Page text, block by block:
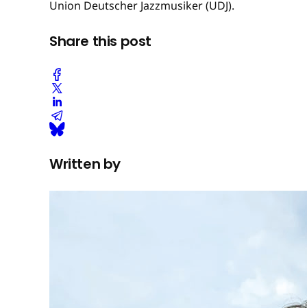
Union Deutscher Jazzmusiker (UDJ).
Share this post
Written by